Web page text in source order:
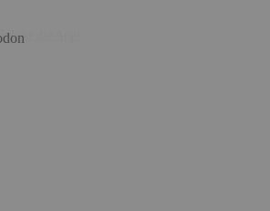
dir die App!